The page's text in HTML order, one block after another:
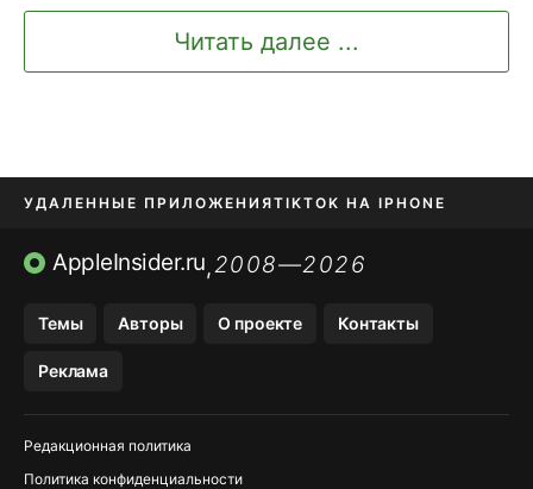
Читать далее ...
УДАЛЕННЫЕ ПРИЛОЖЕНИЯTIKTOK НА IPHONE
ПРИЛОЖЕНИЯ БЕЗ APP STORE
AppleInsider.ru,2008—2026
Темы Авторы О проекте Контакты
Реклама
Редакционная политика
Политика конфиденциальности